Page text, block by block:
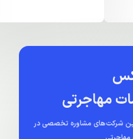
مهاجرتی
شرکت‌های مشاوره تخصصی در